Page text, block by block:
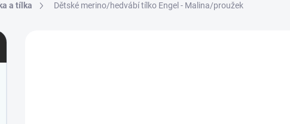
a tílka Dětské merino/hedvábí tílko Engel - Malina/proužek